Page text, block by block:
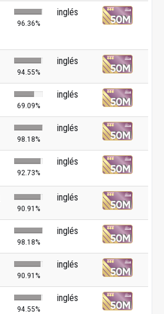
96.36%
inglés
94.55%
inglés
69.09%
inglés
98.18%
inglés
92.73%
inglés
90.91%
inglés
98.18%
inglés
90.91%
inglés
94.55%
inglés